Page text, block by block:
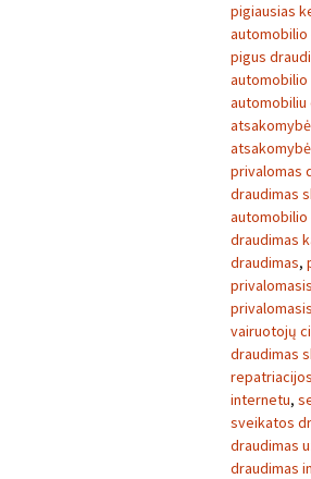
pigiausias
automobilio
pigus
automobiliu
privalomas
draudimas
automobilio
draudimas
draudimas,
vairuotojų
draudimas
internetu,
sveikatos
draudimas
draudimas